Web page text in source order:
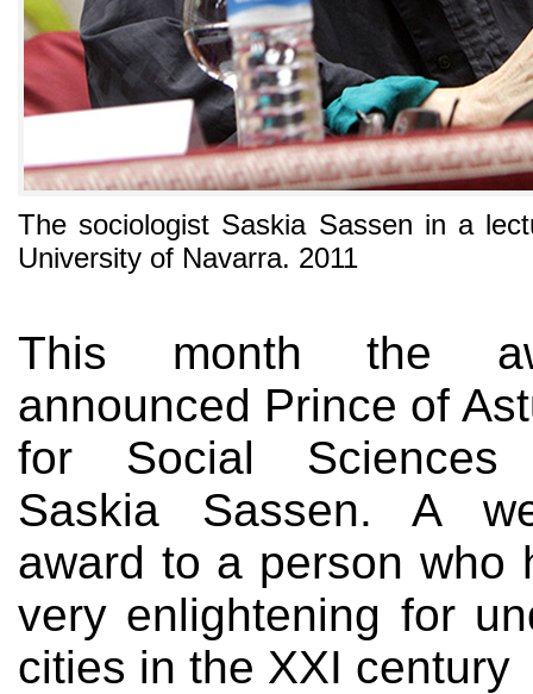
The sociologist Saskia Sassen in a
University of Navarra. 2011
This month the
announced Prince of
for Social Sciences
Saskia Sassen. A
award to a person who
very enlightening for
cities in the XXI century